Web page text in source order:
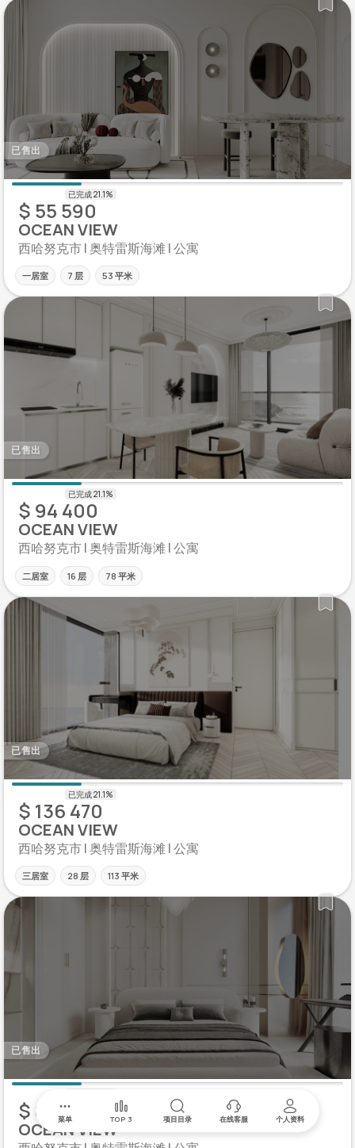
菜单 TOP 3 项目目录 在线客服 个人资料
已售出
$ 55 590
OCEAN VIEW
西哈努克市 | 奥特雷斯海滩 | 公寓
一居室 7 层 53 平米
已售出
$ 94 400
OCEAN VIEW
西哈努克市 | 奥特雷斯海滩 | 公寓
二居室 16 层 78 平米
已售出
$ 136 470
OCEAN VIEW
西哈努克市 | 奥特雷斯海滩 | 公寓
三居室 28 层 113 平米
已售出
$ 87 720
OCEAN VIEW